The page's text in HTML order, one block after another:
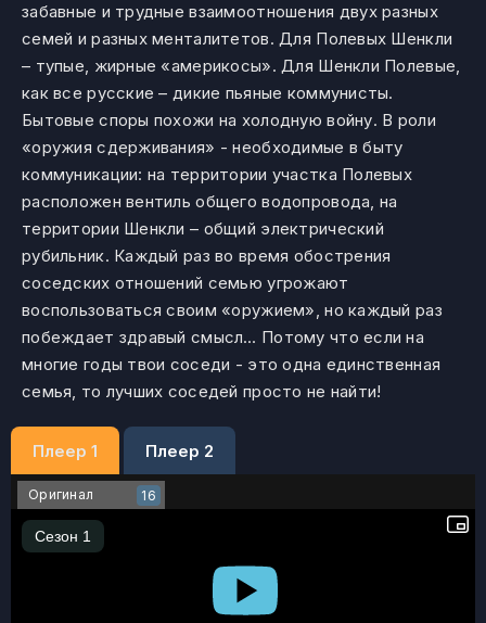
забавные и трудные взаимоотношения двух разных
семей и разных менталитетов. Для Полевых Шенкли
– тупые, жирные «америкосы». Для Шенкли Полевые,
как все русские – дикие пьяные коммунисты.
Бытовые споры похожи на холодную войну. В роли
«оружия сдерживания» - необходимые в быту
коммуникации: на территории участка Полевых
расположен вентиль общего водопровода, на
территории Шенкли – общий электрический
рубильник. Каждый раз во время обострения
соседских отношений семью угрожают
воспользоваться своим «оружием», но каждый раз
побеждает здравый смысл… Потому что если на
многие годы твои соседи - это одна единственная
семья, то лучших соседей просто не найти!
Плеер 1 Плеер 2
Оригинал 16